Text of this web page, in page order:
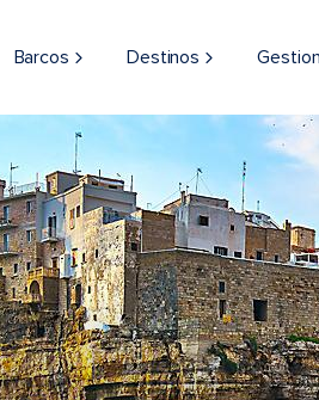
Barcos Destinos